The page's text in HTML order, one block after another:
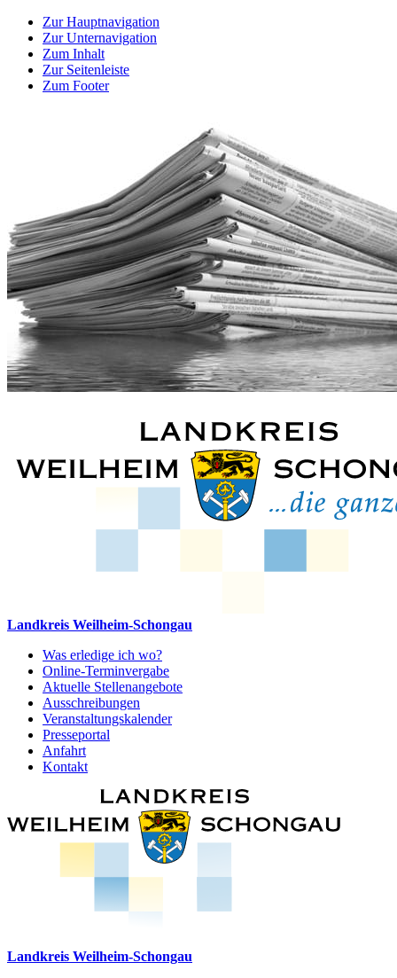
Zur Hauptnavigation
Zur Unternavigation
Zum Inhalt
Zur Seitenleiste
Zum Footer
Landkreis Weilheim-Schongau
Was erledige ich wo?
Online-Terminvergabe
Aktuelle Stellenangebote
Ausschreibungen
Veranstaltungskalender
Presseportal
Anfahrt
Kontakt
Landkreis Weilheim-Schongau